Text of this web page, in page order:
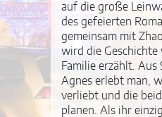
auf die große
des gefeierten Romans
gemeinsam mit
wird die Geschichte
Familie erzählt. Aus
Agnes erlebt man,
verliebt und die
planen. Als ihr